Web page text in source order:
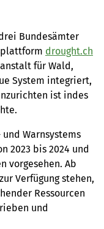
Bundesämter
drought.ch
für Wald,
System integriert,
ist indes
und Warnsystems
2023 bis 2024 und
vorgesehen. Ab
Verfügung stehen,
Ressourcen
und